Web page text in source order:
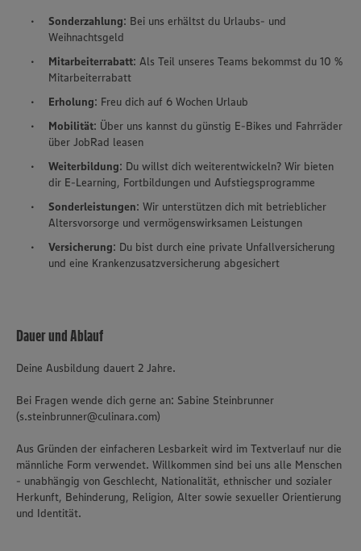
Sonderzahlung: Bei uns erhältst du Urlaubs- und
Weihnachtsgeld
Mitarbeiterrabatt: Als Teil unseres Teams bekommst du 10 %
Mitarbeiterrabatt
Erholung: Freu dich auf 6 Wochen Urlaub
Mobilität: Über uns kannst du günstig E-Bikes und Fahrräder
über JobRad leasen
Weiterbildung: Du willst dich weiterentwickeln? Wir bieten
dir E-Learning, Fortbildungen und Aufstiegsprogramme
Sonderleistungen: Wir unterstützen dich mit betrieblicher
Altersvorsorge und vermögenswirksamen Leistungen
Versicherung: Du bist durch eine private Unfallversicherung
und eine Krankenzusatzversicherung abgesichert
Dauer und Ablauf
Deine Ausbildung dauert 2 Jahre.
Bei Fragen wende dich gerne an: Sabine Steinbrunner
(s.steinbrunner@culinara.com)
Aus Gründen der einfacheren Lesbarkeit wird im Textverlauf nur die
männliche Form verwendet. Willkommen sind bei uns alle Menschen
- unabhängig von Geschlecht, Nationalität, ethnischer und sozialer
Herkunft, Behinderung, Religion, Alter sowie sexueller Orientierung
und Identität.